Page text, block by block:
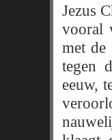
Jezus
vooral
met de
tegen
eeuw,